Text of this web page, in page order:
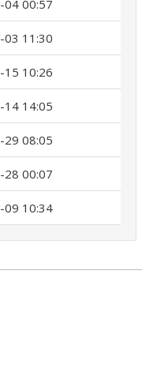
00:57
11:30
10:26
14:05
08:05
00:07
09 10:34